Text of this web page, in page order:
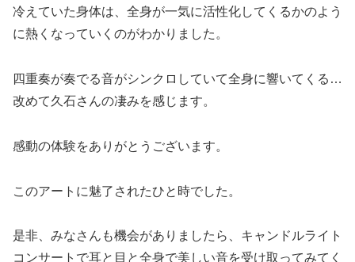
冷えていた身体は、全身が一気に活性化してくるかのよう
に熱くなっていくのがわかりました。
四重奏が奏でる音がシンクロしていて全身に響いてくる…
改めて久石さんの凄みを感じます。
感動の体験をありがとうございます。
このアートに魅了されたひと時でした。
是非、みなさんも機会がありましたら、キャンドルライト
コンサートで耳と目と全身で美しい音を受け取ってみてく